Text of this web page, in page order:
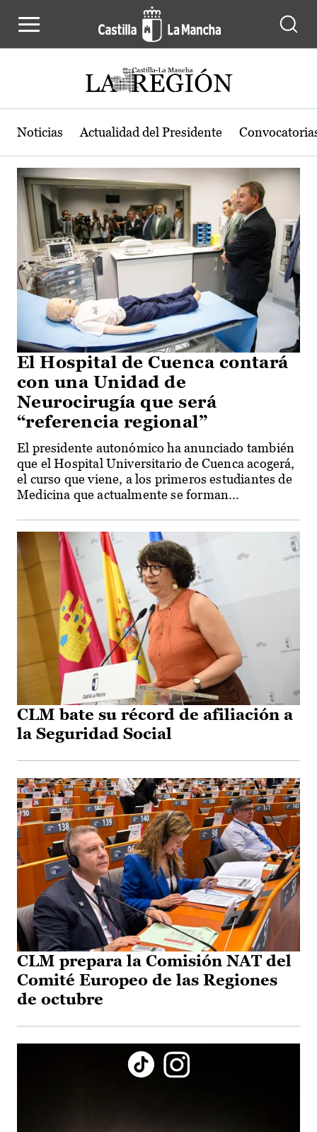
Actualidad de la región de Castilla-
Noticias Actualidad del Presidente
El Hospital de Cuenca contará
con una Unidad de
Neurocirugía que será
“referencia regional”
El presidente autonómico ha anunciado también
que el Hospital Universitario de Cuenca acogerá,
el curso que viene, a los primeros estudiantes de
Medicina que actualmente se forman...
CLM bate su récord de afiliación a
la Seguridad Social
CLM prepara la Comisión NAT del
Comité Europeo de las Regiones
de octubre